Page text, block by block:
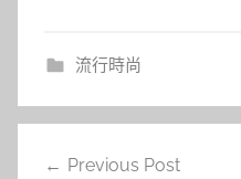
流行時尚
Previous Post